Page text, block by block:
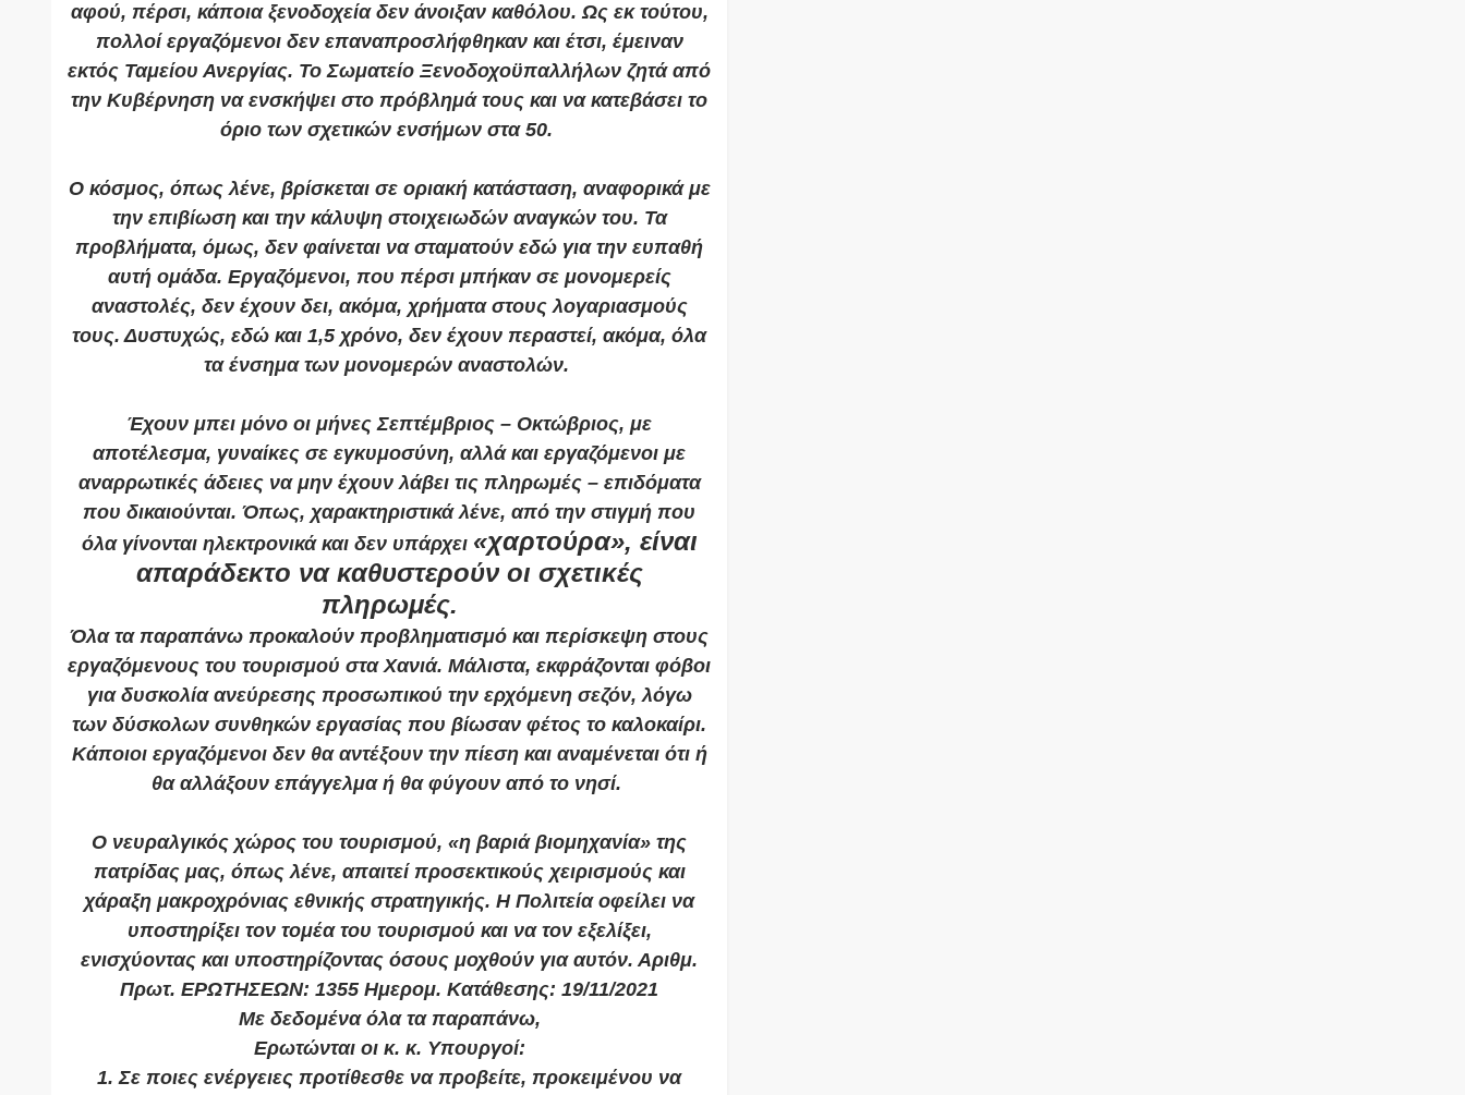
αφού, πέρσι, κάποια ξενοδοχεία δεν άνοιξαν καθόλου. Ως εκ τούτου,
πολλοί εργαζόμενοι δεν επαναπροσλήφθηκαν και έτσι, έμειναν
εκτός Ταμείου Ανεργίας. Το Σωματείο Ξενοδοχοϋπαλλήλων ζητά από
την Κυβέρνηση να ενσκήψει στο πρόβλημά τους και να κατεβάσει το
όριο των σχετικών ενσήμων στα 50.
Ο κόσμος, όπως λένε, βρίσκεται σε οριακή κατάσταση, αναφορικά με
την επιβίωση και την κάλυψη στοιχειωδών αναγκών του. Τα
προβλήματα, όμως, δεν φαίνεται να σταματούν εδώ για την ευπαθή
αυτή ομάδα. Εργαζόμενοι, που πέρσι μπήκαν σε μονομερείς
αναστολές, δεν έχουν δει, ακόμα, χρήματα στους λογαριασμούς
τους. Δυστυχώς, εδώ και 1,5 χρόνο, δεν έχουν περαστεί, ακόμα, όλα
τα ένσημα των μονομερών αναστολών.
Έχουν μπει μόνο οι μήνες Σεπτέμβριος – Οκτώβριος, με
αποτέλεσμα, γυναίκες σε εγκυμοσύνη, αλλά και εργαζόμενοι με
αναρρωτικές άδειες να μην έχουν λάβει τις πληρωμές – επιδόματα
που δικαιούνται. Όπως, χαρακτηριστικά λένε, από την στιγμή που
όλα γίνονται ηλεκτρονικά και δεν υπάρχει «χαρτούρα», είναι
απαράδεκτο να καθυστερούν οι σχετικές
πληρωμές.
Όλα τα παραπάνω προκαλούν προβληματισμό και περίσκεψη στους
εργαζόμενους του τουρισμού στα Χανιά. Μάλιστα, εκφράζονται φόβοι
για δυσκολία ανεύρεσης προσωπικού την ερχόμενη σεζόν, λόγω
των δύσκολων συνθηκών εργασίας που βίωσαν φέτος το καλοκαίρι.
Κάποιοι εργαζόμενοι δεν θα αντέξουν την πίεση και αναμένεται ότι ή
θα αλλάξουν επάγγελμα ή θα φύγουν από το νησί.
Ο νευραλγικός χώρος του τουρισμού, «η βαριά βιομηχανία» της
πατρίδας μας, όπως λένε, απαιτεί προσεκτικούς χειρισμούς και
χάραξη μακροχρόνιας εθνικής στρατηγικής. Η Πολιτεία οφείλει να
υποστηρίξει τον τομέα του τουρισμού και να τον εξελίξει,
ενισχύοντας και υποστηρίζοντας όσους μοχθούν για αυτόν. Αριθμ.
Πρωτ. ΕΡΩΤΗΣΕΩΝ: 1355 Ημερομ. Κατάθεσης: 19/11/2021
Με δεδομένα όλα τα παραπάνω,
Ερωτώνται οι κ. κ. Υπουργοί:
1. Σε ποιες ενέργειες προτίθεσθε να προβείτε, προκειμένου να